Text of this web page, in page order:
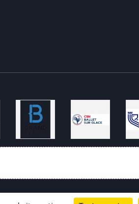
Gestion des cookies